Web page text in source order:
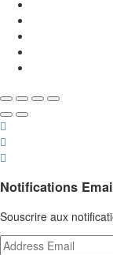
Notifications
Souscrire aux